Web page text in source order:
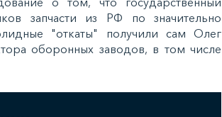
запчасти из РФ по значительно
"откаты" получили сам Олег
оборонных заводов, в том числе